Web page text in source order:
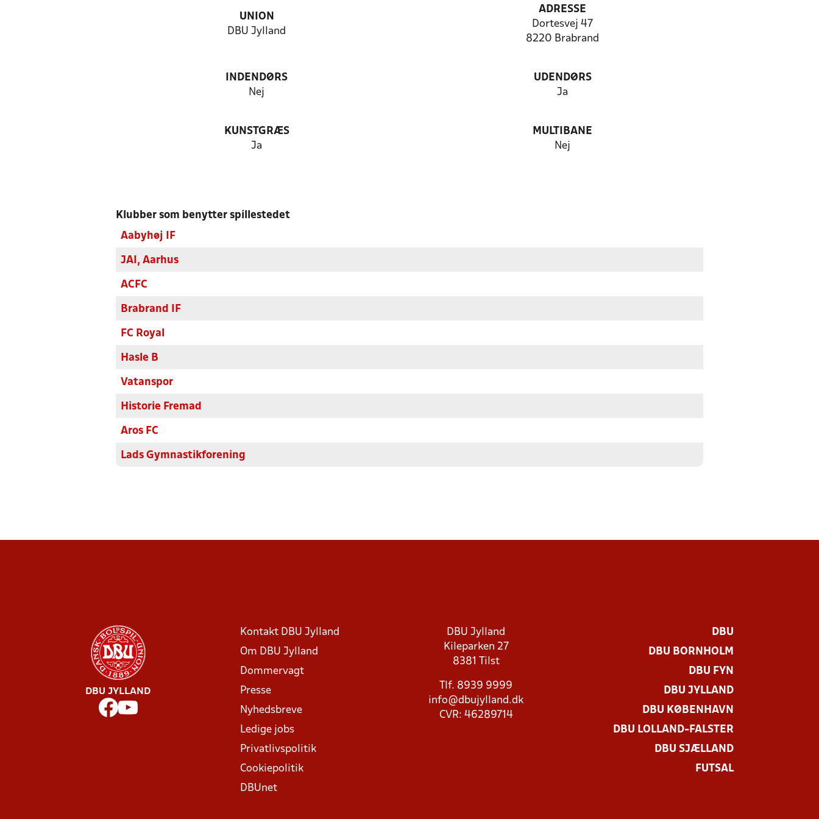
UNION
DBU Jylland
ADRESSE
Dortesvej 47
8220 Brabrand
INDENDØRS
Nej
UDENDØRS
Ja
KUNSTGRÆS
Ja
MULTIBANE
Nej
Klubber som benytter spillestedet
Aabyhøj IF
JAI, Aarhus
ACFC
Brabrand IF
FC Royal
Hasle B
Vatanspor
Historie Fremad
Aros FC
Lads Gymnastikforening
DBU JYLLAND
Kontakt DBU Jylland
Om DBU Jylland
Dommervagt
Presse
Nyhedsbreve
Ledige jobs
Privatlivspolitik
Cookiepolitik
DBUnet
DBU Jylland
Kileparken 27
8381 Tilst
Tlf. 8939 9999
info@dbujylland.dk
CVR: 46289714
DBU
DBU BORNHOLM
DBU FYN
DBU JYLLAND
DBU KØBENHAVN
DBU LOLLAND-FALSTER
DBU SJÆLLAND
FUTSAL